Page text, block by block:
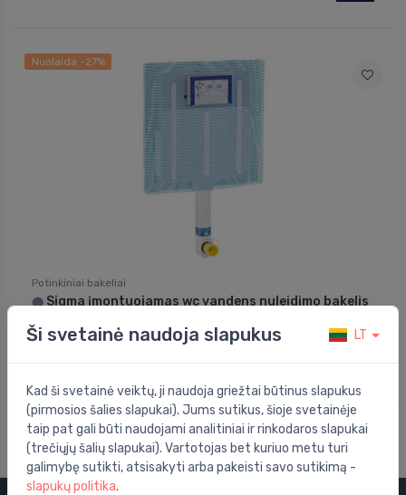
Nuolaida -27%
Potinkiniai bakeliai
⬤ Sigma įmontuojamas wc vandens nuleidimo bakelis
169.00 € 231.00 €
Ši svetainė naudoja slapukus LT
Kad ši svetainė veiktų, ji naudoja griežtai būtinus slapukus
(pirmosios šalies slapukai). Jums sutikus, šioje svetainėje
taip pat gali būti naudojami analitiniai ir rinkodaros slapukai
(trečiųjų šalių slapukai). Vartotojas bet kuriuo metu turi
galimybę sutikti, atsisakyti arba pakeisti savo sutikimą -
slapukų politika.